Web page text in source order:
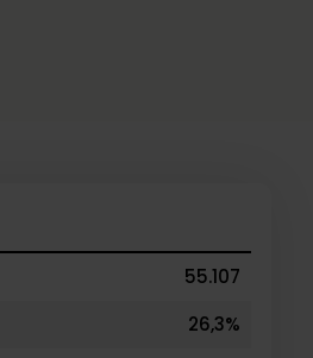
55.107
26,3%